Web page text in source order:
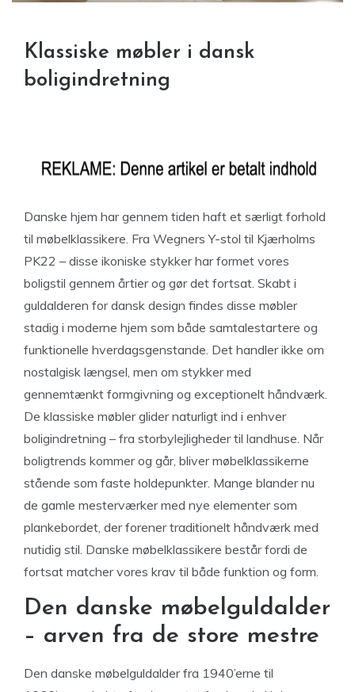
Klassiske møbler i dansk
boligindretning
Danske hjem har gennem tiden haft et særligt forhold
til møbelklassikere. Fra Wegners Y-stol til Kjærholms
PK22 – disse ikoniske stykker har formet vores
boligstil gennem årtier og gør det fortsat. Skabt i
guldalderen for dansk design findes disse møbler
stadig i moderne hjem som både samtalestartere og
funktionelle hverdagsgenstande. Det handler ikke om
nostalgisk længsel, men om stykker med
gennemtænkt formgivning og exceptionelt håndværk.
De klassiske møbler glider naturligt ind i enhver
boligindretning – fra storbylejligheder til landhuse. Når
boligtrends kommer og går, bliver møbelklassikerne
stående som faste holdepunkter. Mange blander nu
de gamle mesterværker med nye elementer som
plankebordet, der forener traditionelt håndværk med
nutidig stil. Danske møbelklassikere består fordi de
fortsat matcher vores krav til både funktion og form.
Den danske møbelguldalder
– arven fra de store mestre
Den danske møbelguldalder fra 1940’erne til